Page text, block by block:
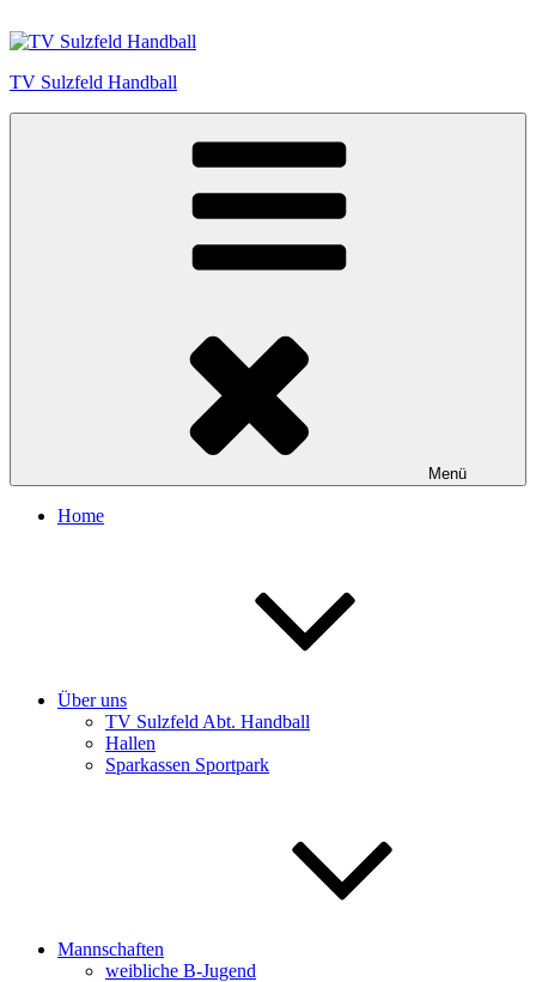
Inhalt
TV Sulzfeld Handball
Menü
Home
Über uns
TV Sulzfeld Abt. Handball
Hallen
Sparkassen Sportpark
Mannschaften
weibliche B-Jugend